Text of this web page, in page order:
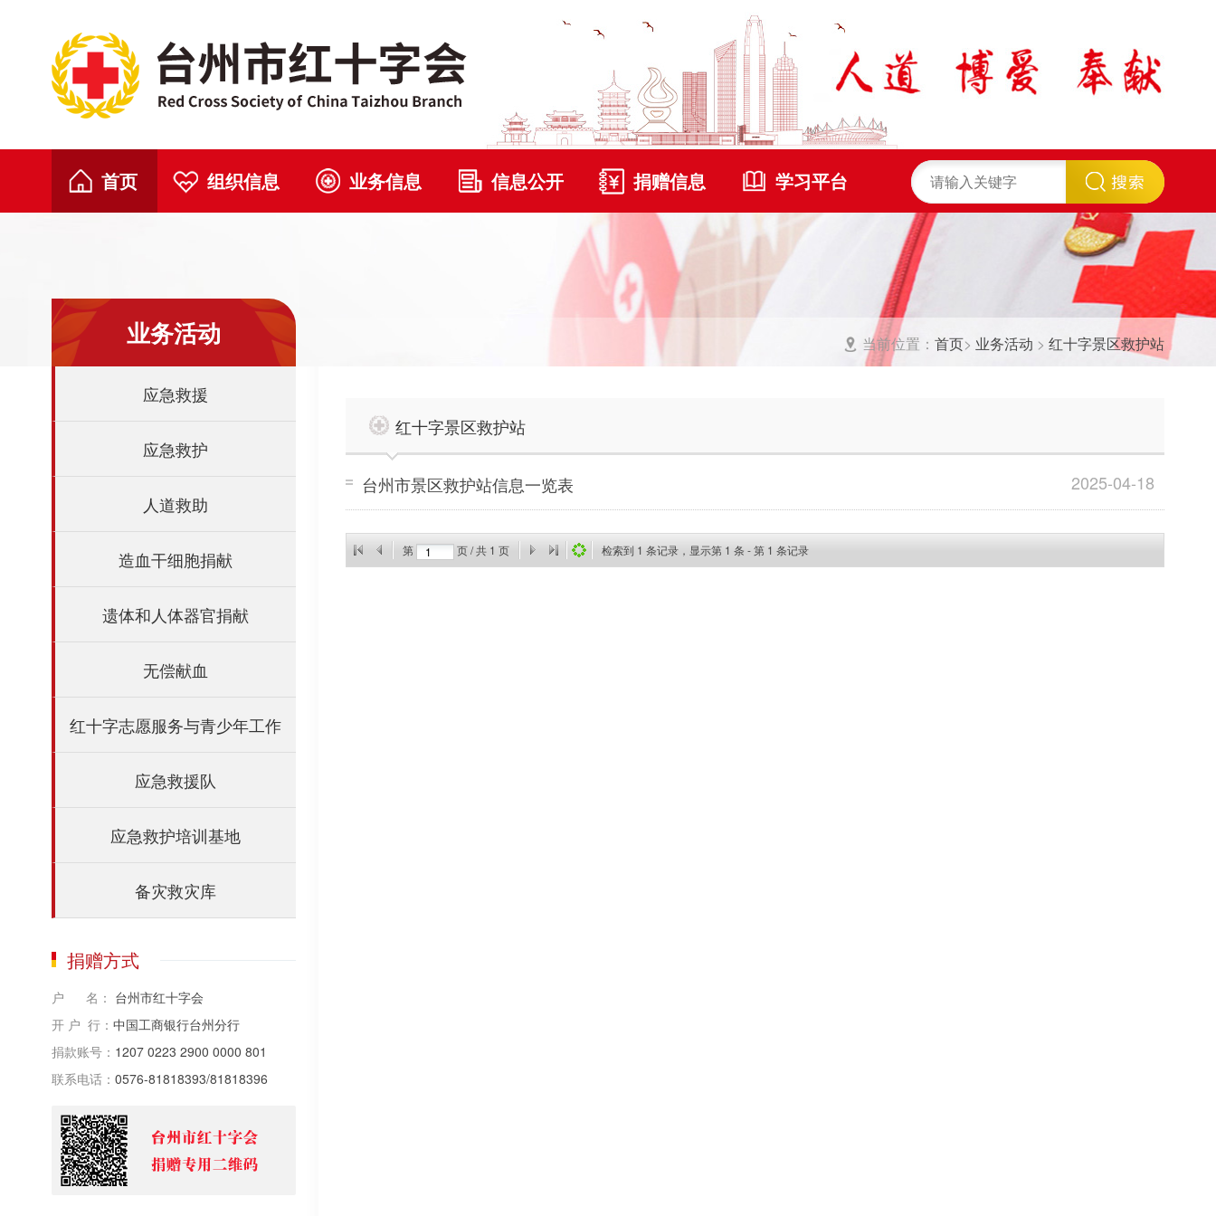
首页 组织信息 业务信息 信息公开 捐赠信息 学习平台
业务活动 当前位置： 首页> 业务活动 > 红十字景区救护站
应急救援
应急救护
人道救助
造血干细胞捐献
遗体和人体器官捐献
无偿献血
红十字志愿服务与青少年工作
应急救援队
应急救护培训基地
备灾救灾库
捐赠方式
户 名： 台州市红十字会
开 户 行： 中国工商银行台州分行
捐款账号： 1207 0223 2900 0000 801
联系电话： 0576-81818393/81818396
红十字景区救护站
2025-04-18
台州市景区救护站信息一览表
第 页 / 共 1 页 检索到 1 条记录，显示第 1 条 - 第 1 条记录